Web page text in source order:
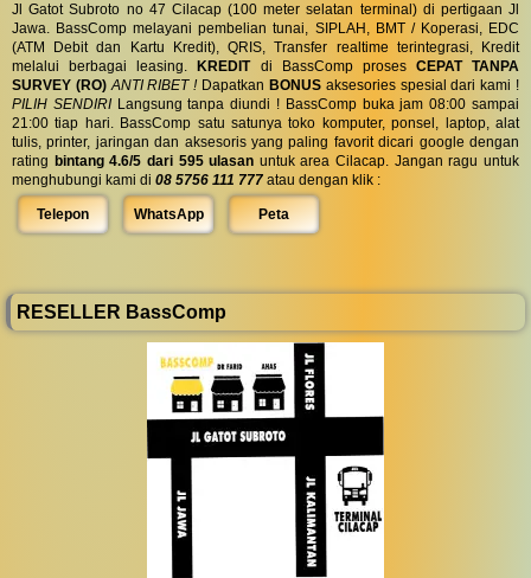
Jl Gatot Subroto no 47 Cilacap (100 meter selatan terminal) di pertigaan Jl
Jawa. BassComp melayani pembelian tunai, SIPLAH, BMT / Koperasi, EDC
(ATM Debit dan Kartu Kredit), QRIS, Transfer realtime terintegrasi, Kredit
melalui berbagai leasing.
KREDITdi BassComp proses CEPAT TANPA
SURVEY (RO) ANTI RIBET !Dapatkan BONUSaksesories spesial dari kami !
PILIH SENDIRILangsung tanpa diundi ! BassComp buka jam 08:00 sampai
21:00 tiap hari. BassComp satu satunya toko komputer, ponsel, laptop, alat
tulis, printer, jaringan dan aksesoris yang paling favorit dicari google dengan
rating bintang 4.6/5 dari 595 ulasan untuk area Cilacap. Jangan ragu untuk
menghubungi kami di 08 5756 111 777 atau dengan klik :
Telepon WhatsApp Peta
RESELLER BassComp